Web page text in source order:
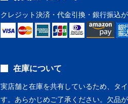
クレジット決済・代金引換・銀行振込
在庫について
実店舗と在庫を共有しているため、タ
す。あらかじめご了承ください。欠品